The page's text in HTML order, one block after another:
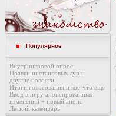
Популярное
Внутриигровой опрос
Правки инстансовых аур и
другие новости
Итоги голосования и кое-что еще
Ввод в игру анонсированных
изменений + новый анонс
Летний календарь